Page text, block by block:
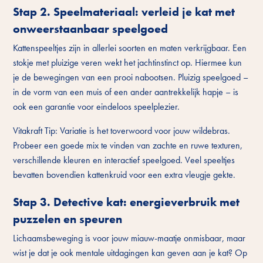
Stap 2. Speelmateriaal: verleid je kat met
onweerstaanbaar speelgoed
Kattenspeeltjes zijn in allerlei soorten en maten verkrijgbaar. Een
stokje met pluizige veren wekt het jachtinstinct op. Hiermee kun
je de bewegingen van een prooi nabootsen. Pluizig speelgoed –
in de vorm van een muis of een ander aantrekkelijk hapje – is
ook een garantie voor eindeloos speelplezier.
Vitakraft Tip: Variatie is het toverwoord voor jouw wildebras.
Probeer een goede mix te vinden van zachte en ruwe texturen,
verschillende kleuren en interactief speelgoed. Veel speeltjes
bevatten bovendien kattenkruid voor een extra vleugje gekte.
Stap 3. Detective kat: energieverbruik met
puzzelen en speuren
Lichaamsbeweging is voor jouw miauw-maatje onmisbaar, maar
wist je dat je ook mentale uitdagingen kan geven aan je kat? Op